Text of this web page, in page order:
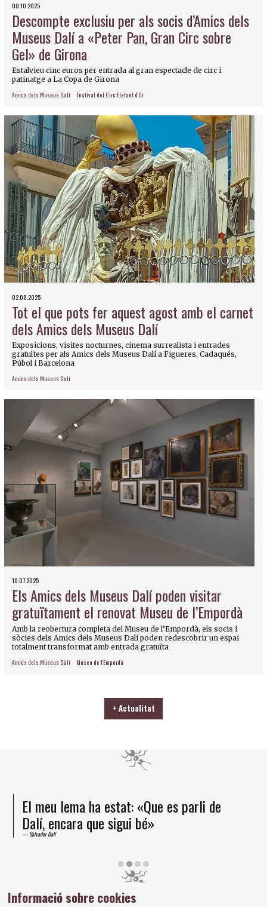
09.10.2025
Descompte exclusiu per als socis d’Amics dels
Museus Dalí a «Peter Pan, Gran Circ sobre
Gel» de Girona
Estalvieu cinc euros per entrada al gran espectacle de circ i
patinatge a La Copa de Girona
Amics dels Museus Dalí Festival del Circ Elefant d'Or
02.08.2025
Tot el que pots fer aquest agost amb el carnet
dels Amics dels Museus Dalí
Exposicions, visites nocturnes, cinema surrealista i entrades
gratuïtes per als Amics dels Museus Dalí a Figueres, Cadaqués,
Púbol i Barcelona
Amics dels Museus Dalí
10.07.2025
Els Amics dels Museus Dalí poden visitar
gratuïtament el renovat Museu de l’Empordà
Amb la reobertura completa del Museu de l’Empordà, els socis i
sòcies dels Amics dels Museus Dalí poden redescobrir un espai
totalment transformat amb entrada gratuïta
Amics dels Museus Dalí Museu de l'Empordà
+ Actualitat
El meu lema ha estat: «Que es parli de
Dalí, encara que sigui bé»
Salvador Dalí
Informació sobre cookies